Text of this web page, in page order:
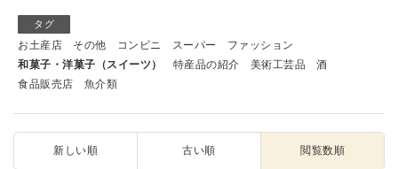
タグ
お土産店 その他 コンビニ スーパー
ファッション
和菓子・洋菓子（スイーツ）
特産品の紹介 美術工芸品
酒
食品販売店
魚介類
新しい順 古い順 閲覧数順